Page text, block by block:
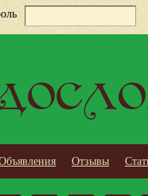
Отзывы